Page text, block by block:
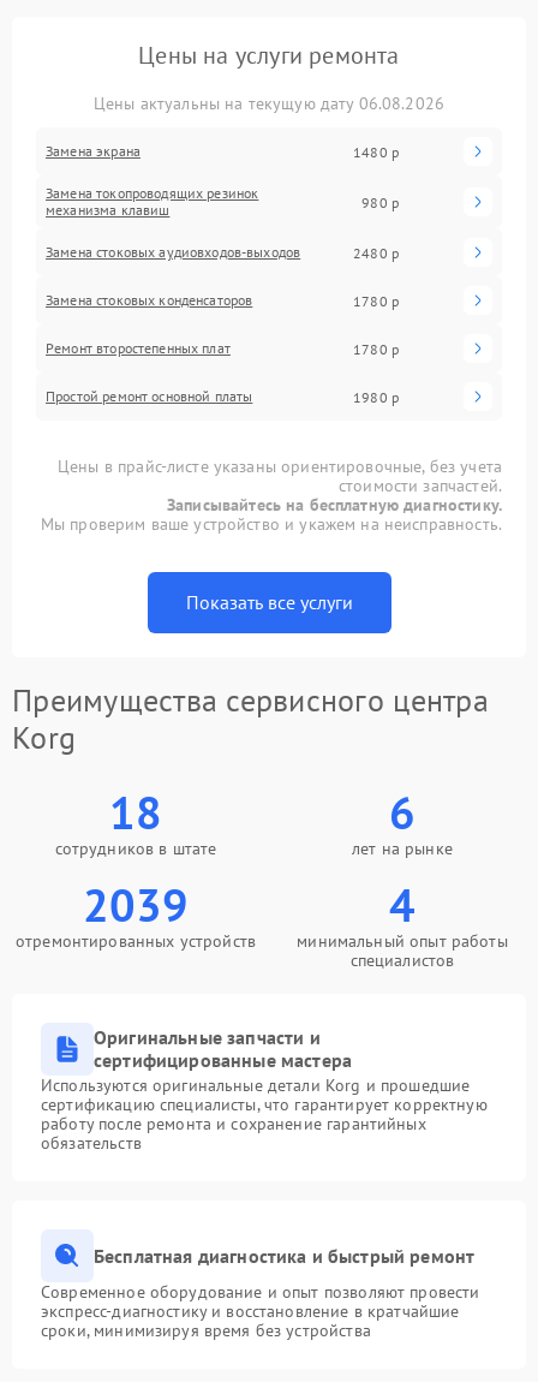
Цены на услуги ремонта
Цены актуальны на текущую дату 06.08.2026
Замена экрана 1480 р
Замена токопроводящих резинок
механизма клавиш
980 р
Замена стоковых аудиовходов-выходов 2480 р
Замена стоковых конденсаторов 1780 р
Ремонт второстепенных плат 1780 р
Простой ремонт основной платы 1980 р
Цены в прайс-листе указаны ориентировочные, без учета
стоимости запчастей.
Записывайтесь на бесплатную диагностику.
Мы проверим ваше устройство и укажем на неисправность.
Показать все услуги
Преимущества сервисного центра
Korg
18
сотрудников в штате
6
лет на рынке
2039
отремонтированных устройств
4
минимальный опыт работы
специалистов
Оригинальные запчасти и
сертифицированные мастера
Используются оригинальные детали Korg и прошедшие
сертификацию специалисты, что гарантирует корректную
работу после ремонта и сохранение гарантийных
обязательств
Бесплатная диагностика и быстрый ремонт
Современное оборудование и опыт позволяют провести
экспресс-диагностику и восстановление в кратчайшие
сроки, минимизируя время без устройства